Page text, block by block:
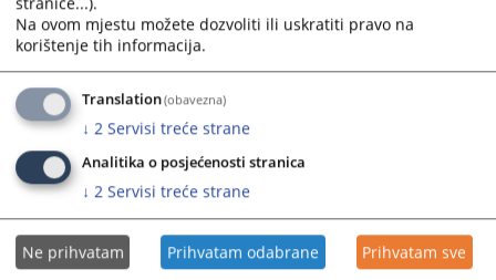
question
mark
key
to
get
the
keyboard
shortcuts
for
changing
dates.
question
mark
key
to
get
keyboard
shortcuts
for
changing
dates.
Izgradnja Okružnog suda u Istočnom Sarajevu
Na ovom mjestu možete dozvoliti ili uskratiti pravo na
korištenje tih informacija.
Translation(obavezna)
↓ 2 Servisi treće strane
Analitika o posjećenosti stranica
↓ 2 Servisi treće strane
Ne prihvatam Prihvatam odabrane Prihvatam sve